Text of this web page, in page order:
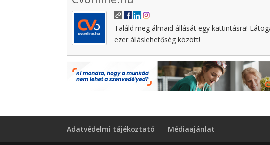
Találd meg álmaid állását egy kattintásra!
ezer álláslehetőség között!
Adatvédelmi tájékoztató Médiaajánlat